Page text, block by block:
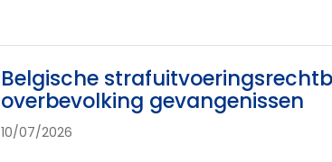
Belgische
overbevolking gevangenissen
10/07/2026